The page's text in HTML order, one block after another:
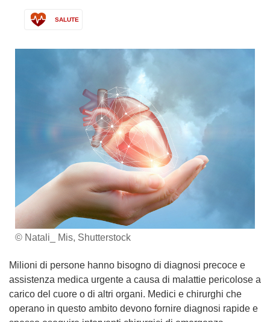
SALUTE
© Natali_ Mis, Shutterstock
Milioni di persone hanno bisogno di diagnosi precoce e
assistenza medica urgente a causa di malattie pericolose a
carico del cuore o di altri organi. Medici e chirurghi che
operano in questo ambito devono fornire diagnosi rapide e